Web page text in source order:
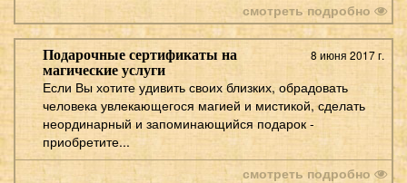
смотреть подробно
8 июня 2017 г.
Подарочные сертификаты на
магические услуги
Если Вы хотите удивить своих близких, обрадовать
человека увлекающегося магией и мистикой, сделать
неординарный и запоминающийся подарок -
приобретите...
смотреть подробно